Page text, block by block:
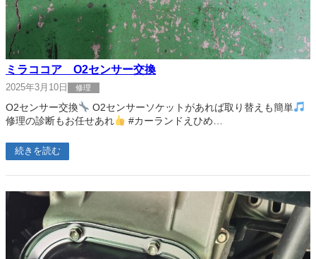
ミラココア O2センサー交換
2025年3月10日 修理
O2センサー交換
O2センサーソケットがあれば取り替えも簡単
修理の診断もお任せあれ
#カーランドえひめ…
続きを読む